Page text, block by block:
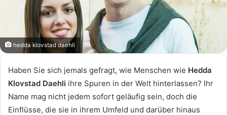
hedda klovstad daehli
Haben Sie sich jemals gefragt, wie Menschen wie Hedda
Klovstad Daehli ihre Spuren in der Welt hinterlassen? Ihr
Name mag nicht jedem sofort geläufig sein, doch die
Einflüsse, die sie in ihrem Umfeld und darüber hinaus